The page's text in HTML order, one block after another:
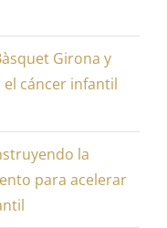
Girona y
el cáncer infantil
la
para acelerar